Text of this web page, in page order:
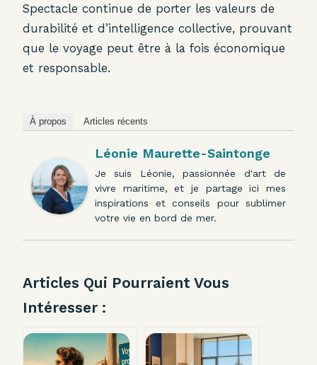
Spectacle continue de porter les valeurs de
durabilité et d’intelligence collective, prouvant
que le voyage peut être à la fois économique
et responsable.
À propos Articles récents
Léonie Maurette-Saintonge
Je suis Léonie, passionnée d'art de
vivre maritime, et je partage ici mes
inspirations et conseils pour sublimer
votre vie en bord de mer.
Articles Qui Pourraient Vous
Intéresser :